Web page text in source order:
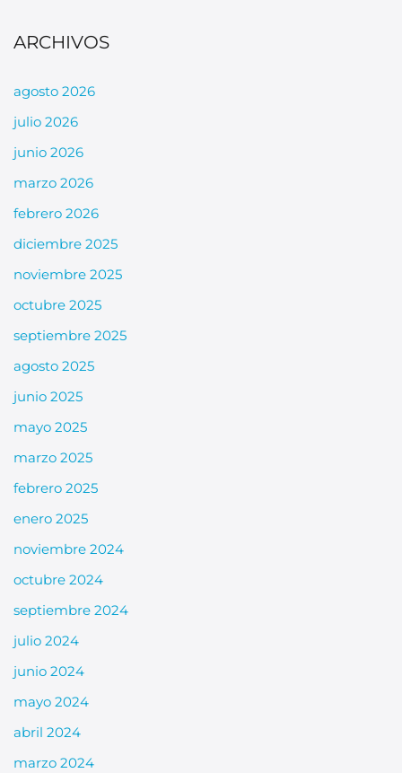
ARCHIVOS
agosto 2026
julio 2026
junio 2026
marzo 2026
febrero 2026
diciembre 2025
noviembre 2025
octubre 2025
septiembre 2025
agosto 2025
junio 2025
mayo 2025
marzo 2025
febrero 2025
enero 2025
noviembre 2024
octubre 2024
septiembre 2024
julio 2024
junio 2024
mayo 2024
abril 2024
marzo 2024